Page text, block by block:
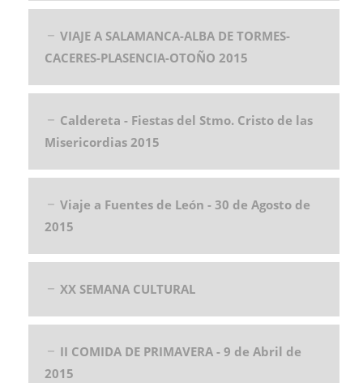
VIAJE A SALAMANCA-ALBA DE TORMES-
CACERES-PLASENCIA-OTOÑO 2015
Caldereta - Fiestas del Stmo. Cristo de las
Misericordias 2015
Viaje a Fuentes de León - 30 de Agosto de
2015
XX SEMANA CULTURAL
II COMIDA DE PRIMAVERA - 9 de Abril de
2015